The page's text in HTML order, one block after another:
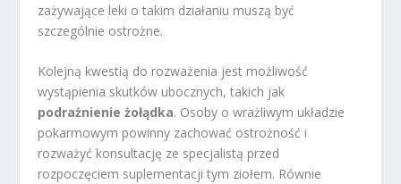
zażywające leki o takim działaniu muszą być
szczególnie ostrożne.
Kolejną kwestią do rozważenia jest możliwość
wystąpienia skutków ubocznych, takich jak
podrażnienie żołądka. Osoby o wrażliwym układzie
pokarmowym powinny zachować ostrożność i
rozważyć konsultację ze specjalistą przed
rozpoczęciem suplementacji tym ziołem. Równie